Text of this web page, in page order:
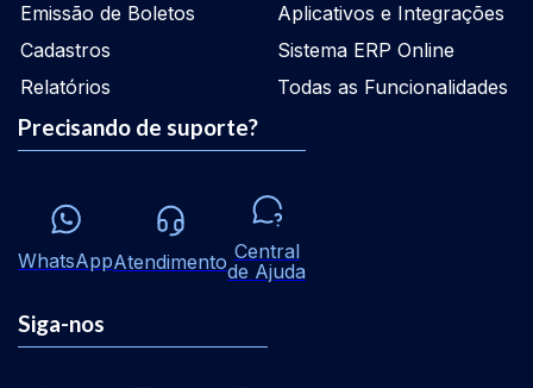
Emissão de Boletos
Cadastros
Relatórios
Aplicativos e Integrações
Sistema ERP Online
Todas as Funcionalidades
Precisando de suporte?
WhatsAppAtendimento Central
de Ajuda
Siga-nos